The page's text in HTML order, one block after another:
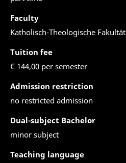
Faculty
Katholisch-Theologische Fakultät
Tuition fee
€ 144,00 per semester
Admission restriction
no restricted admission
Dual-subject Bachelor
minor subject
Teaching language